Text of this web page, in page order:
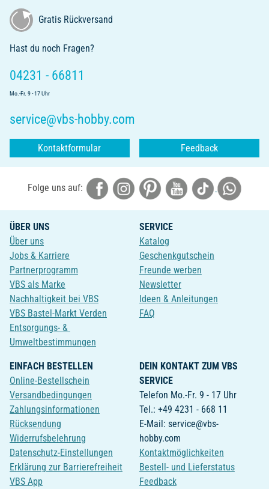
Gratis Rückversand
Hast du noch Fragen?
04231 - 66811
Mo.-Fr. 9 - 17 Uhr
service@vbs-hobby.com
Kontaktformular Feedback
Folge uns auf:
ÜBER UNS
Über uns
Jobs & Karriere
Partnerprogramm
VBS als Marke
Nachhaltigkeit bei VBS
VBS Bastel-Markt Verden
Entsorgungs- &
Umweltbestimmungen
SERVICE
Katalog
Geschenkgutschein
Freunde werben
Newsletter
Ideen & Anleitungen
FAQ
EINFACH BESTELLEN
Online-Bestellschein
Versandbedingungen
Zahlungsinformationen
Rücksendung
Widerrufsbelehrung
Datenschutz-Einstellungen
Erklärung zur Barrierefreiheit
VBS App
DEIN KONTAKT ZUM VBS
SERVICE
Telefon Mo.-Fr. 9 - 17 Uhr
Tel.: +49 4231 - 668 11
E-Mail: service@vbs-
hobby.com
Kontaktmöglichkeiten
Bestell- und Lieferstatus
Feedback